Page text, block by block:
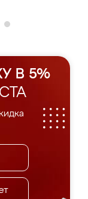
В 5%